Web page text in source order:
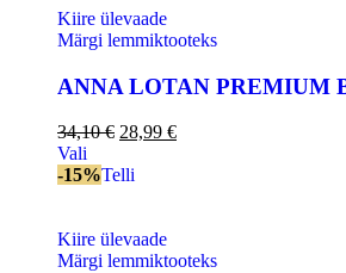
Kiire ülevaade
Märgi lemmiktooteks
ANNA LOTAN PREMIUM
34,10€ 28,99 €
Vali
-15%Telli
Kiire ülevaade
Märgi lemmiktooteks